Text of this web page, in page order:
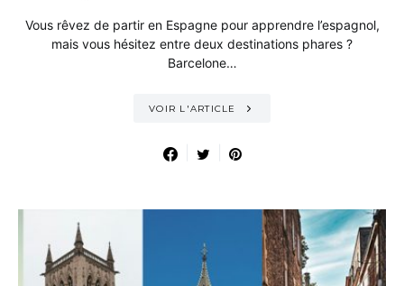
Vous rêvez de partir en Espagne pour apprendre l’espagnol,
mais vous hésitez entre deux destinations phares ?
Barcelone…
VOIR L'ARTICLE